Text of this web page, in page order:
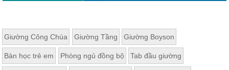
Giường Công Chúa Giường Tầng Giường Boyson
Bàn học trẻ em Phòng ngủ đồng bộ Tab đầu giường